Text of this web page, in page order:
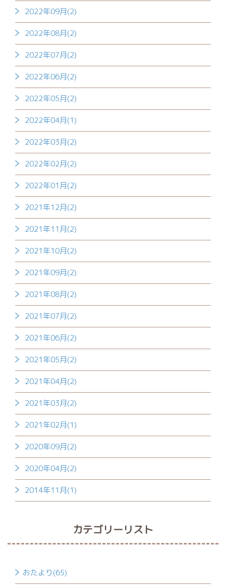
2022年09月(2)
2022年08月(2)
2022年07月(2)
2022年06月(2)
2022年05月(2)
2022年04月(1)
2022年03月(2)
2022年02月(2)
2022年01月(2)
2021年12月(2)
2021年11月(2)
2021年10月(2)
2021年09月(2)
2021年08月(2)
2021年07月(2)
2021年06月(2)
2021年05月(2)
2021年04月(2)
2021年03月(2)
2021年02月(1)
2020年09月(2)
2020年04月(2)
2014年11月(1)
カテゴリーリスト
おたより(65)